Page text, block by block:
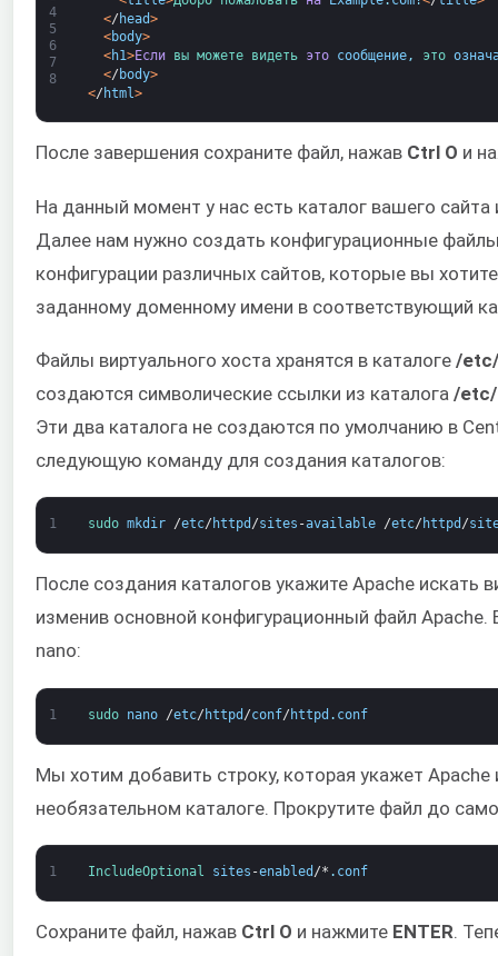
4
5
6
7
8
</ head>
<body>
<h1>Если вы можете видеть это сообщение, это
</ body>
</ html >
После завершения сохраните файл, нажав Ctrl O и
На данный момент у нас есть каталог вашего сайта
Далее нам нужно создать конфигурационные
конфигурации различных сайтов, которые вы
заданному доменному имени в соответствующий
Файлы виртуального хоста хранятся в каталоге /
создаются символические ссылки из каталога /etc/
Эти два каталога не создаются по умолчанию в
следующую команду для создания каталогов:
1 sudo mkdir /etc/ httpd /sites -available /etc/ httpd /
После создания каталогов укажите Apache искать
изменив основной конфигурационный файл
nano:
1 sudo nano /etc/ httpd /conf/ httpd . conf
Мы хотим добавить строку, которая укажет
необязательном каталоге. Прокрутите файл до
1 IncludeOptional sites -enabled /* . conf
Сохраните файл, нажав Ctrl O и нажмите ENTER.